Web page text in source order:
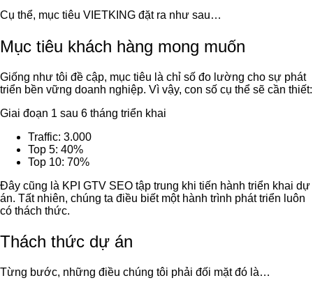
Cụ thể, mục tiêu VIETKING đặt ra như sau…
Mục tiêu khách hàng mong muốn
Giống như tôi đề cập, mục tiêu là chỉ số đo lường cho sự phát
triển bền vững doanh nghiệp. Vì vậy, con số cụ thể sẽ cần thiết:
Giai đoạn 1 sau 6 tháng triển khai
Traffic: 3.000
Top 5: 40%
Top 10: 70%
Đây cũng là KPI GTV SEO tập trung khi tiến hành triển khai dự
án. Tất nhiên, chúng ta điều biết một hành trình phát triển luôn
có thách thức.
Thách thức dự án
Từng bước, những điều chúng tôi phải đối mặt đó là…